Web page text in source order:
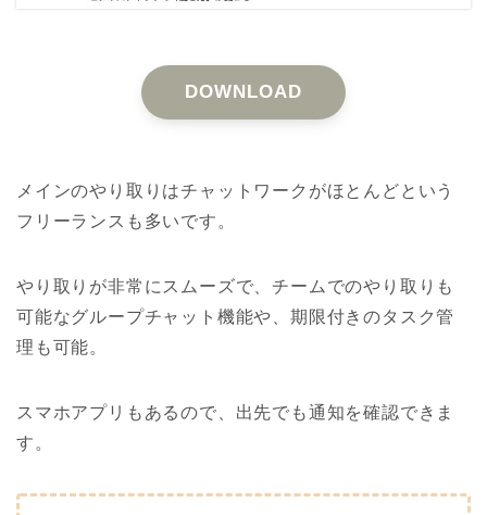
DOWNLOAD
メインのやり取りはチャットワークがほとんどという
フリーランスも多いです。
やり取りが非常にスムーズで、チームでのやり取りも
可能なグループチャット機能や、期限付きのタスク管
理も可能。
スマホアプリもあるので、出先でも通知を確認できま
す。